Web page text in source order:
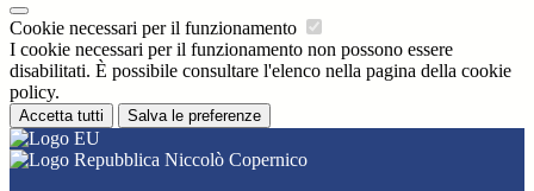
Cookie necessari per il funzionamento
I cookie necessari per il funzionamento non possono essere
disabilitati. È possibile consultare l'elenco nella pagina della cookie
policy.
Accetta tutti Salva le preferenze
Niccolò Copernico